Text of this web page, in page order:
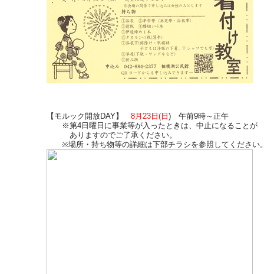
【モルック開放DAY】8月23日(日) 午前9時～正午
※第4日曜日に事業等が入ったときは、中止になることが
ありますのでご了承ください。
※場所・持ち物等の詳細は下部チラシを参照してください。